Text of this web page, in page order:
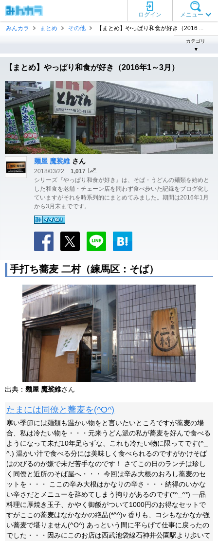
メニュー
ログイン
みんカラ
まとめ その他 【まとめ】やっぱり和食が好き（2016 ...
カテゴリ
▼
【まとめ】やっぱり和食が好き（2016年1～3月）
麺屋 魔裟維 さん
2018/03/22
1,017
シリーズ『やっぱり和食が好き』は、そば・うどんの麺類を始めと
した和食を老舗・チェーン店を問わず食べ歩いた記録をブログ化し
ていますがそれを時系列的にまとめてみました。期間は2016年1月
から3月末までです。
手打ち蕎麦 二村（練馬区：そば）
出典： 麺屋 魔裟維さん
たまには同僚と蕎麦を(^O^)
寒い季節には麺類も温かい物をと言いたいところですが蕎麦の場
合、私は冷たい物を・・・元来うどん派の私が蕎麦を好んで食べる
ようになって未だ10年足らずな、これも冷たい物に限ってです(^_
^.) 温かい汁で食べる分には美味しく食べられるのですがかけそば
はのびるのが嫌で未だ苦手なのです！ さてこの日のランチは珍し
く同僚と近所のそば屋へ・・・ 今回は辛み大根のおろし蕎麦のセ
ットを・・・ ここの辛み大根はかなりの辛さ・・・納得のいかな
い辛さだとメニューを辞めてしまう拘りがあるのです(*^_^*) 一品
料理に厚焼き玉子、かやく御飯がついて1000円のお得なセットで
すがここの蕎麦はなかなかの絶品(*^^)v 香りも、コシもなかなか強
い蕎麦で堪りません(^O^) あっという間に平らげて仕事に戻ったの
でした・・・因みにこのお店は西武池袋線石神井公園駅より歩いて